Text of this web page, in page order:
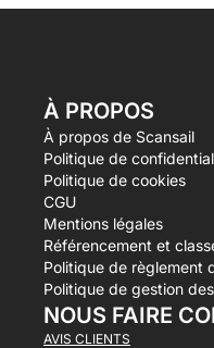
À PROPOS
À propos de Scansail
Politique de
Politique de cookies
CGU
Mentions légales
Référencement et
Politique de règlement
Politique de gestion
NOUS FAIRE
AVIS CLIENTS